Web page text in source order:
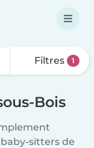
Filtres 1
Bois
sitters de